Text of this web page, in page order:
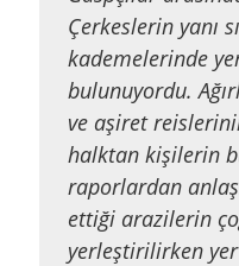
Çerkeslerin yanı
kademelerinde
bulunuyordu.
ve aşiret
halktan kişilerin
raporlardan
ettiği arazilerin
yerleştirilirken